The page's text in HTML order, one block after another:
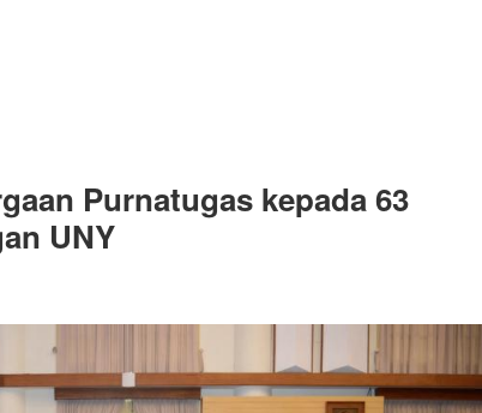
Purnatugas kepada 63
UNY